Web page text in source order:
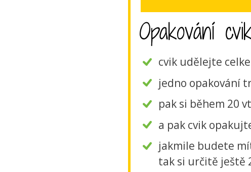
Opakování
cvik udělejte
jedno opakování
pak si během 20
a pak cvik
jakmile budete
tak si určitě ještě